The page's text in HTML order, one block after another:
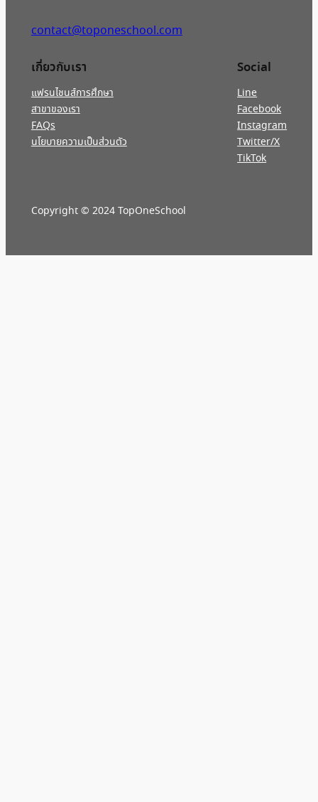
contact@toponeschool.com
เกี่ยวกับเรา
แฟรนไชนส์การศึกษา
สาขาของเรา
FAQs
นโยบายความเป็นส่วนตัว
Social
Line
Facebook
Instagram
Twitter/X
TikTok
Copyright © 2024 TopOneSchool